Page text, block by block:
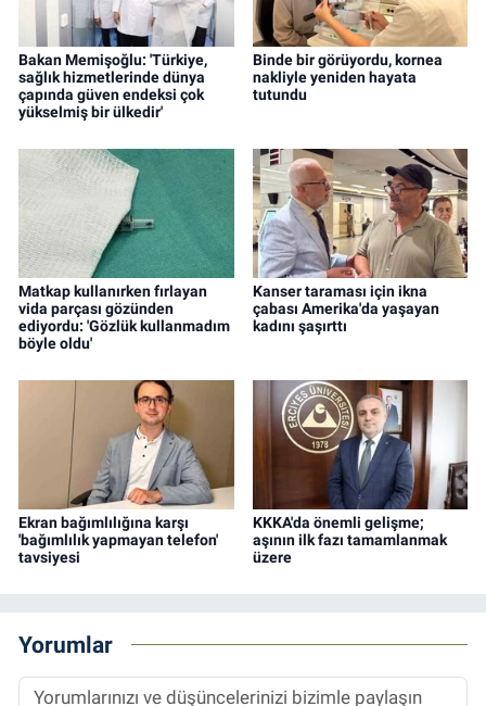
Bakan Memişoğlu: 'Türkiye,
sağlık hizmetlerinde dünya
çapında güven endeksi çok
yükselmiş bir ülkedir'
Binde bir görüyordu, kornea
nakliyle yeniden hayata
tutundu
Matkap kullanırken fırlayan
vida parçası gözünden
ediyordu: 'Gözlük kullanmadım
böyle oldu'
Kanser taraması için ikna
çabası Amerika'da yaşayan
kadını şaşırttı
Ekran bağımlılığına karşı
'bağımlılık yapmayan telefon'
tavsiyesi
KKKA'da önemli gelişme;
aşının ilk fazı tamamlanmak
üzere
Yorumlar